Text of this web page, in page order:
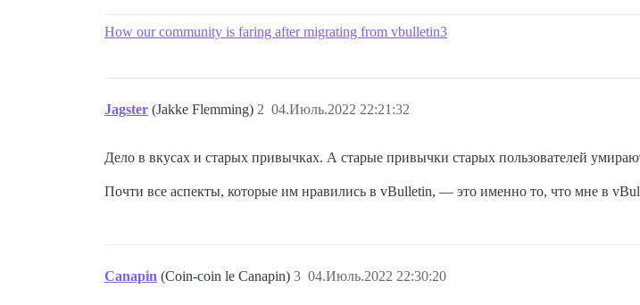
How our community is faring after migrating from vbulletin3
Jagster (Jakke Flemming) 04.Июль.2022 22:21:32
2
Дело в вкусах и старых привычках. А старые привычки старых пользователей
Почти все аспекты, которые им нравились в vBulletin, — это именно то, что мне в
Canapin (Coin-coin le Canapin) 04.Июль.2022 22:30:20
3